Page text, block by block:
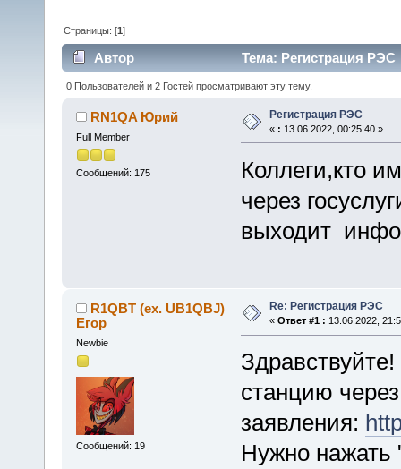
Страницы: [1]
Автор Тема: Регистрация РЭС
0 Пользователей и 2 Гостей просматривают эту тему.
RN1QA Юрий
Full Member
Сообщений: 175
Регистрация РЭС
« : 13.06.2022, 00:25:40 »
Коллеги,кто
через
выходит инфо
R1QBT (ex. UB1QBJ)
Егор
Newbie
Сообщений: 19
Re: Регистрация РЭС
« Ответ #1 : 13.06.2022,
станцию
заявления:
Нужно нажать